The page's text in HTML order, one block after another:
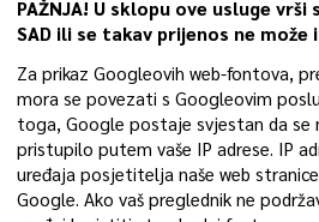
PAŽNJA! U sklopu ove usluge
SAD ili se takav prijenos ne
Za prikaz Googleovih web-fontova,
mora se povezati s Googleovim
toga, Google postaje svjestan da se
pristupilo putem vaše IP adrese. IP
uređaja posjetitelja naše web
Google. Ako vaš preglednik ne